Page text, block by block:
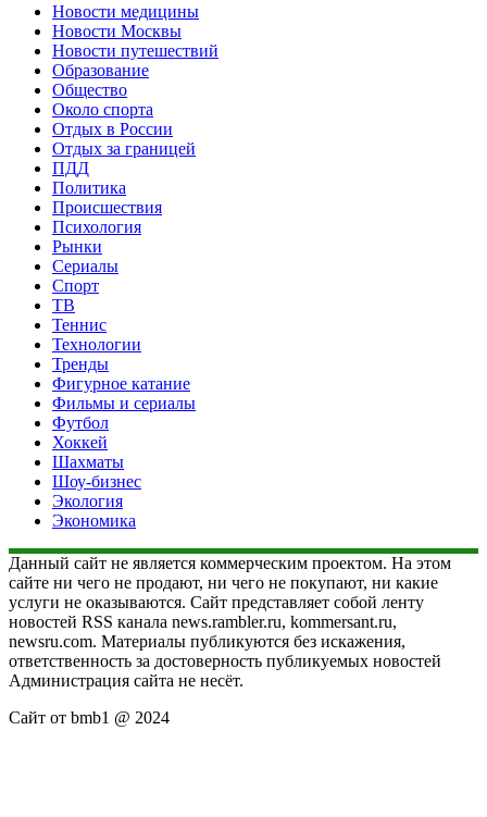
Новости медицины
Новости Москвы
Новости путешествий
Образование
Общество
Около спорта
Отдых в России
Отдых за границей
ПДД
Политика
Происшествия
Психология
Рынки
Сериалы
Спорт
ТВ
Теннис
Технологии
Тренды
Фигурное катание
Фильмы и сериалы
Футбол
Хоккей
Шахматы
Шоу-бизнес
Экология
Экономика
Данный сайт не является коммерческим проектом. На этом
сайте ни чего не продают, ни чего не покупают, ни какие
услуги не оказываются. Сайт представляет собой ленту
новостей RSS канала news.rambler.ru, kommersant.ru,
newsru.com. Материалы публикуются без искажения,
ответственность за достоверность публикуемых новостей
Администрация сайта не несёт.
Сайт от bmb1 @ 2024